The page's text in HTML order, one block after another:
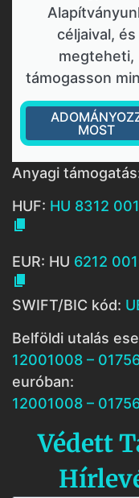
céljaival, és
megteheti,
támogasson
MOST
Anyagi
HUF: HU 8312

EUR: HU 6212

SWIFT/BIC kód:
Belföldi utalás
12001008 –
euróban:
12001008 –
Védett